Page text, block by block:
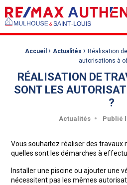
Fil d'Ariane :
Accueil › Actualités › Réalisation
autorisations à
RÉALISATION DE
SONT LES
?
Actualités Publié
Vous souhaitez réaliser des travaux
quelles sont les démarches à
Installer une piscine ou ajouter une
nécessitent pas les mêmes